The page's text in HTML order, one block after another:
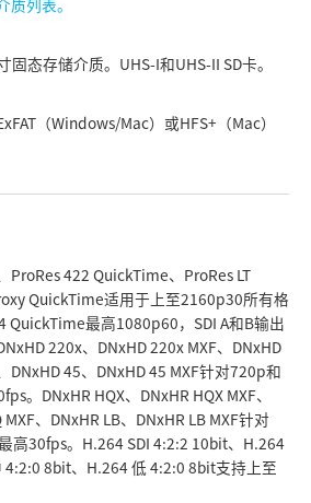
固态存储介质。UHS-I和UHS-II SD卡。
（Windows/Mac） 或HFS+ （Mac）
ProRes 422 QuickTime、ProRes LT
QuickTime适用于上至2160p30所有格
QuickTime最高1080p60，SDI A和B输出
220x、DNxHD 220x MXF、DNxHD
DNxHD 45、DNxHD 45 MXF针对720p和
。DNxHR HQX、 DNxHR HQX MXF、
MXF、DNxHR LB、DNxHR LB MXF针对
高30fps。H.264 SDI 4:2:2 10bit、H.264
8bit、H.264 低 4:2:0 8bit支持上至